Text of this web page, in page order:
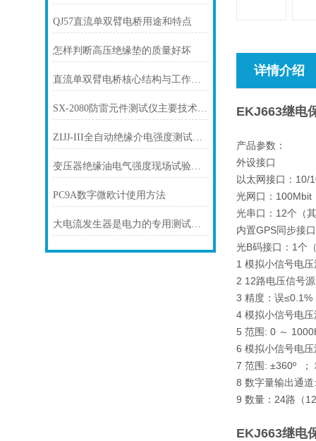
QJ57直流单双臂电桥用途和特点
怎样判断高压绝缘垫的质量好坏
直流单双臂电桥核心结构与工作原理
SX-2080防雷元件测试仪主要技术指标
ZIJJ-III全自动绝缘介电强度测试仪是什么品牌
变压器绝缘油电气强度现场试验操作方法
PC9A数字微欧计使用方法
大电流发生器是电力的专用测试设备
详情介绍
EKJ663继电
产品参数：
外设接口
以太网接口：10/
光网口：100Mbit
光串口：12个（
内置GPS同步接
光B码接口：1个
1 模拟小信号电压
2 12路电压信号
3 精度：误
4 模拟小信号电
5 范围: 0 ～
6 模拟小信号电
7 范围: ±360º ；
8 数字量输出通道:
9 数量：24路（
EKJ663继电